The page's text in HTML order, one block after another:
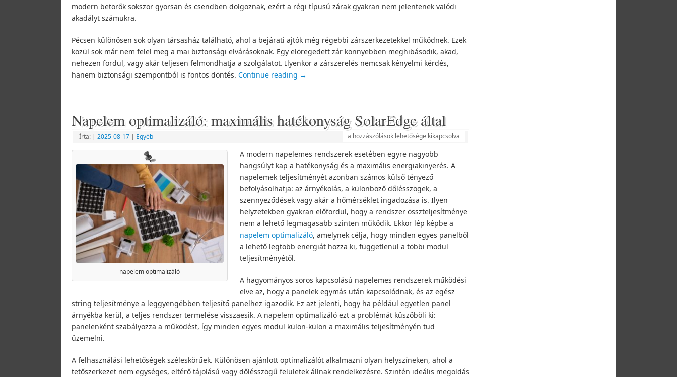
modern betörők sokszor gyorsan és csendben dolgoznak, ezért a régi típusú zárak gyakran nem jelentenek valódi
akadályt számukra.
Pécsen különösen sok olyan társasház található, ahol a bejárati ajtók még régebbi zárszerkezetekkel működnek. Ezek
közül sok már nem felel meg a mai biztonsági elvárásoknak. Egy elöregedett zár könnyebben meghibásodik, akad,
nehezen fordul, vagy akár teljesen felmondhatja a szolgálatot. Ilyenkor a zárszerelés nemcsak kényelmi kérdés,
hanem biztonsági szempontból is fontos döntés. Continue reading →
Napelem optimalizáló: maximális hatékonyság SolarEdge által
Írta: | 2025-08-17 | Egyéb a hozzászólások lehetősége kikapcsolva
napelem optimalizáló
A modern napelemes rendszerek esetében egyre nagyobb
hangsúlyt kap a hatékonyság és a maximális energiakinyerés. A
napelemek teljesítményét azonban számos külső tényező
befolyásolhatja: az árnyékolás, a különböző dőlésszögek, a
szennyeződések vagy akár a hőmérséklet ingadozása is. Ilyen
helyzetekben gyakran előfordul, hogy a rendszer összteljesítménye
nem a lehető legmagasabb szinten működik. Ekkor lép képbe a
napelem optimalizáló, amelynek célja, hogy minden egyes panelből
a lehető legtöbb energiát hozza ki, függetlenül a többi modul
teljesítményétől.
A hagyományos soros kapcsolású napelemes rendszerek működési
elve az, hogy a panelek egymás után kapcsolódnak, és az egész
string teljesítménye a leggyengébben teljesítő panelhez igazodik. Ez azt jelenti, hogy ha például egyetlen panel
árnyékba kerül, a teljes rendszer termelése visszaesik. A napelem optimalizáló ezt a problémát küszöböli ki:
panelenként szabályozza a működést, így minden egyes modul külön-külön a maximális teljesítményén tud
üzemelni.
A felhasználási lehetőségek széleskörűek. Különösen ajánlott optimalizálót alkalmazni olyan helyszíneken, ahol a
tetőszerkezet nem egységes, eltérő tájolású vagy dőlésszögű felületek állnak rendelkezésre. Szintén ideális megoldás